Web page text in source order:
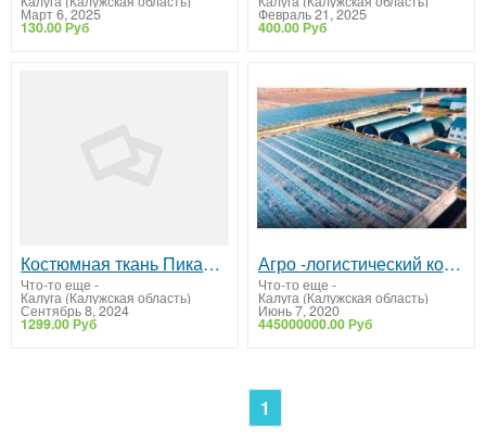
Март 6, 2025
130.00 Руб
Февраль 21, 2025
400.00 Руб
Костюмная ткань Пикачу отрез 3 и 4 м для шитья одежды. Бесплатная доставка
Что-то еще -
Калуга (Калужская область)
Сентябрь 8, 2024
1299.00 Руб
Агро -логистический комплекс с теплицами и овощехранилищами ПРОДАЖА
Что-то еще -
Калуга (Калужская область)
Июнь 7, 2020
445000000.00 Руб
1